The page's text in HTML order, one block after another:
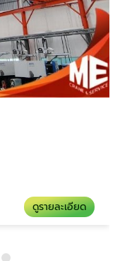
ดูรายละเอียด